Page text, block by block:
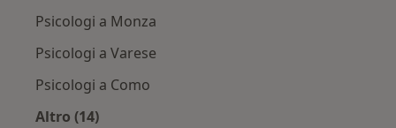
Psicologi a Monza
Psicologi a Varese
Psicologi a Como
Altro (14)